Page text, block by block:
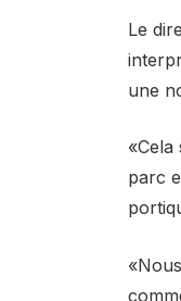
Le
une
parc